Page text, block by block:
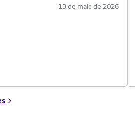
13 de maio de 2026